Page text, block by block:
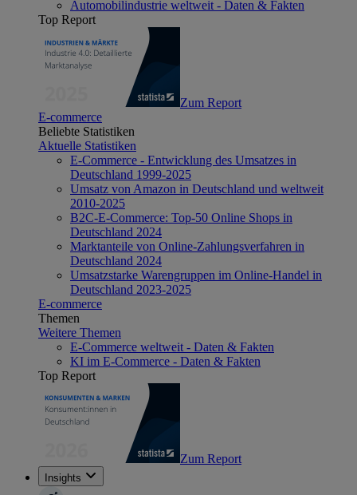
Automobilindustrie weltweit - Daten & Fakten
Top Report
Zum Report
E-commerce
Beliebte Statistiken
Aktuelle Statistiken
E-Commerce - Entwicklung des Umsatzes in
Deutschland 1999-2025
Umsatz von Amazon in Deutschland und weltweit
2010-2025
B2C-E-Commerce: Top-50 Online Shops in
Deutschland 2024
Marktanteile von Online-Zahlungsverfahren in
Deutschland 2024
Umsatzstarke Warengruppen im Online-Handel in
Deutschland 2023-2025
E-commerce
Themen
Weitere Themen
E-Commerce weltweit - Daten & Fakten
KI im E-Commerce - Daten & Fakten
Top Report
Zum Report
Insights